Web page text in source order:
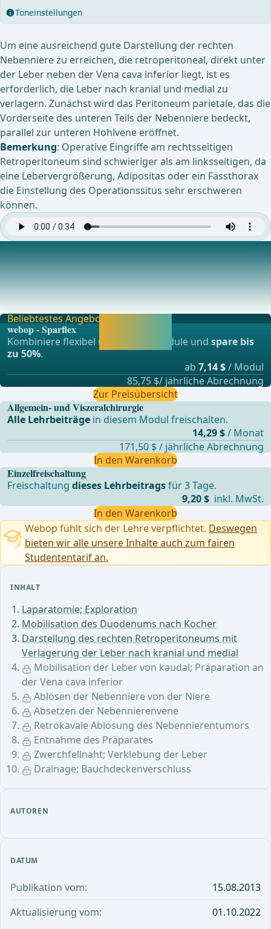
INHALT
Laparatomie; Exploration
Mobilisation des Duodenums nach Kocher
Darstellung des rechten Retroperitoneums mit
Verlagerung der Leber nach kranial und medial
Mobilisation der Leber von kaudal; Präparation an
der Vena cava inferior
Ablösen der Nebenniere von der Niere
Absetzen der Nebennierenvene
Retrokavale Ablösung des Nebennierentumors
Entnahme des Präparates
Zwerchfellnaht; Verklebung der Leber
Drainage; Bauchdeckenverschluss
AUTOREN
DATUM
Publikation vom:
15.08.2013
Aktualisierung vom:
01.10.2022
Toneinstellungen
Um eine ausreichend gute Darstellung der rechten
Nebenniere zu erreichen, die retroperitoneal, direkt unter
der Leber neben der Vena cava inferior liegt, ist es
erforderlich, die Leber nach kranial und medial zu
verlagern. Zunächst wird das Peritoneum parietale, das die
Vorderseite des unteren Teils der Nebenniere bedeckt,
parallel zur unteren Hohlvene eröffnet.
Bemerkung: Operative Eingriffe am rechtsseitigen
Retroperitoneum sind schwieriger als am linksseitigen, da
eine Lebervergrößerung, Adipositas oder ein Fassthorax
die Einstellung des Operationssitus sehr erschweren
können.
Mobilisation der Leber von kaudal; Präparation an der
Vena cava inferior
Als nächstes werden die Verklebungen zwischen
Leberunterfläche und Nebenniere durchtrennt. Durch di
Einzelfreischaltung
Freischaltungdieses Lehrbeitragsfür 3 Tage.
9,20 $ inkl. MwSt.
In den Warenkorb
Beliebtestes Angebot
webop - Sparflex
Kombiniere flexibel unsere Lernmodule undspare bis
zu 50%.
ab 7,14 $/ Modul
85,75 $/ jährliche Abrechnung
Zur Preisübersicht
Allgemein- und Viszeralchirurgie
Alle Lehrbeiträge in diesem Modul freischalten.
14,29 $/ Monat
171,50 $ / jährliche Abrechnung
In den Warenkorb
Webop fühlt sich der Lehre verpflichtet. Deswegen
bieten wir alle unsere Inhalte auch zum fairen
Studententarif an.